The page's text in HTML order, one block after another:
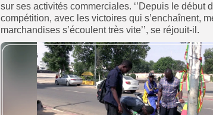
sur ses activités commerciales. ‘’Depuis le début
compétition, avec les victoires qui s’enchaînent,
marchandises s’écoulent très vite’’, se réjouit-il.